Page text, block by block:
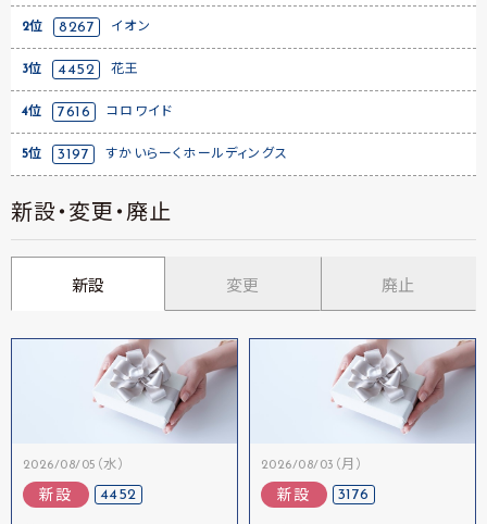
2位 8267 イオン
3位 4452 花王
4位 7616 コロワイド
5位 3197 すかいらーくホールディングス
新設・変更・廃止
新設 変更 廃止
2026/08/05（水）
新設 4452
2026/08/03（月）
新設 3176